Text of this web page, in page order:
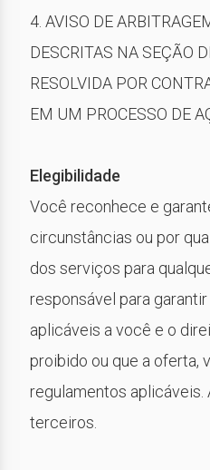
4. AVISO DE
DESCRITAS NA SEÇÃO
RESOLVIDA POR
EM UM PROCESSO DE
Elegibilidade
Você reconhece e
circunstâncias ou por
dos serviços para
responsável para
aplicáveis a você e o
proibido ou que a oferta,
regulamentos aplicáveis.
terceiros.